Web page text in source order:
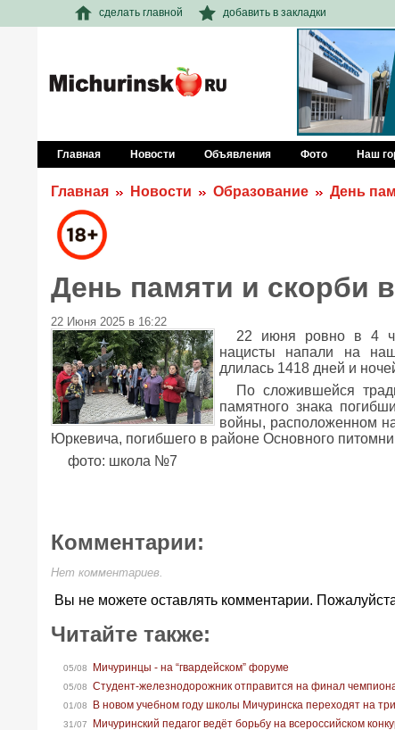
сделать главной добавить в закладки
Главная Новости Объявления Фото Наш
Главная Новости Образование День
День памяти и скорби
22 Июня 2025 в 16:22
22 июня ровно в 4
нацисты напали на
длилась 1418 дней и
По сложившейся
памятного знака
войны, расположенном
Юркевича, погибшего в районе Основного
фото: школа №7
Комментарии:
Нет комментариев.
Вы не можете оставлять комментарии.
Читайте также:
05/08 Мичуринцы - на “гвардейском” форуме
05/08 Студент-железнодорожник отправится на финал
01/08 В новом учебном году школы Мичуринска переходят на
31/07 Мичуринский педагог ведёт борьбу на всероссийском